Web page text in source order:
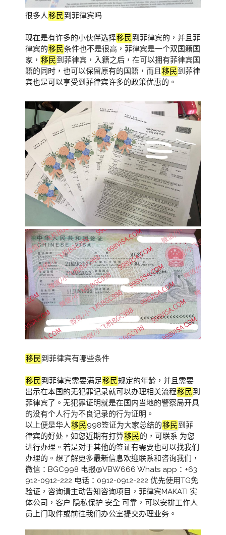
很多人移民到菲律宾吗
现在是有许多的小伙伴选择移民到菲律宾的，并且菲
律宾的移民条件也不是很高，菲律宾是一个双国籍国
家， 移民到菲律宾，入籍之后，在可以拥有菲律宾国
籍的同时，也可以保留原有的国籍，而且 移民到菲律
宾也是可以享受到菲律宾许多的政策优惠的。
移民到菲律宾有哪些条件
移民到菲律宾需要满足移民规定的年龄，并且需要
出示在本国的无犯罪记录就可以办理相关流程移民到
菲律宾了。无犯罪证明就是在国内当地的警察局开具
的没有个人行为不良记录的行为证明。
以上便是华人移民998签证为大家总结的移民到菲
律宾的好处，如您近期有打算移民的，可联系 为您
进行办理。若是对于其他的签证有需要也可以找我们
办理的。想了解更多最新信息欢迎联系和咨询我们，
微信：BGC998 电报@VBW666 Whats app：+63
912-0912-222 电话：0912-0912-222 优先使用TG免
验证，咨询请主动告知咨询项目，菲律宾MAKATI 实
体公司，客户 隐私保护 安全 可靠，可以安排工作人
员上门取件或前往我们办公室提交办理业务。